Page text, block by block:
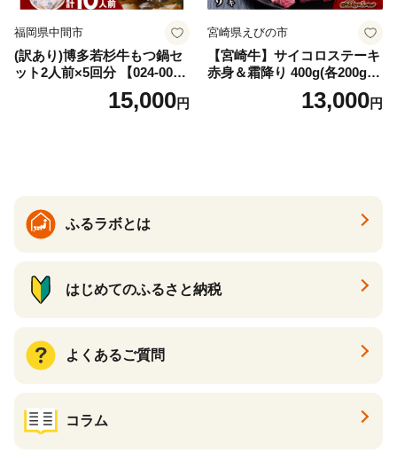
福岡県中間市
(訳あり)博多若杉牛もつ鍋セ
ット2人前×5回分 【024-002
15,000円
宮崎県えびの市
【宮崎牛】サイコロステーキ
赤身＆霜降り 400g(各200g×
１P 計2P) 真空パック 冷凍
13,000円
ふるラボとは
はじめてのふるさと納税
よくあるご質問
コラム